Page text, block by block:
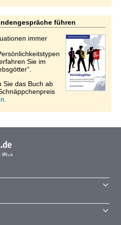
führen
immer
Sie im
Sie das Buch ab